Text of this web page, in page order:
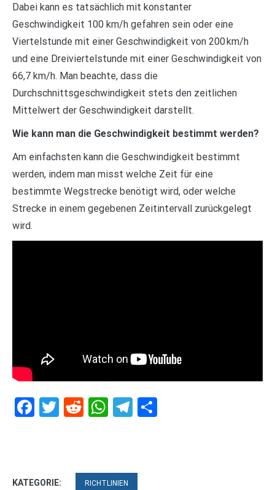
Dabei kann es tatsächlich mit konstanter
Geschwindigkeit 100 km/h gefahren sein oder eine
Viertelstunde mit einer Geschwindigkeit von 200 km/h
und eine Dreiviertelstunde mit einer Geschwindigkeit von
66,7 km/h. Man beachte, dass die
Durchschnittsgeschwindigkeit stets den zeitlichen
Mittelwert der Geschwindigkeit darstellt.
Wie kann man die Geschwindigkeit bestimmt werden?
Am einfachsten kann die Geschwindigkeit bestimmt
werden, indem man misst welche Zeit für eine
bestimmte Wegstrecke benötigt wird, oder welche
Strecke in einem gegebenen Zeitintervall zurückgelegt
wird.
Facebook
Twitter
RedditWhatsApp
Telegram
KATEGORIE: RICHTLINIEN